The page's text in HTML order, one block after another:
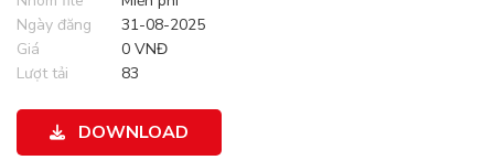
Ngày đăng
31-08-2025
Giá
0 VNĐ
Lượt tải
83
DOWNLOAD